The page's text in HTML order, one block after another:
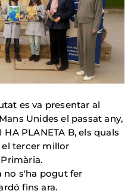
es va presentar al
Unides el passat any,
PLANETA B, els quals
tercer millor
no s'ha pogut fer
fins ara.